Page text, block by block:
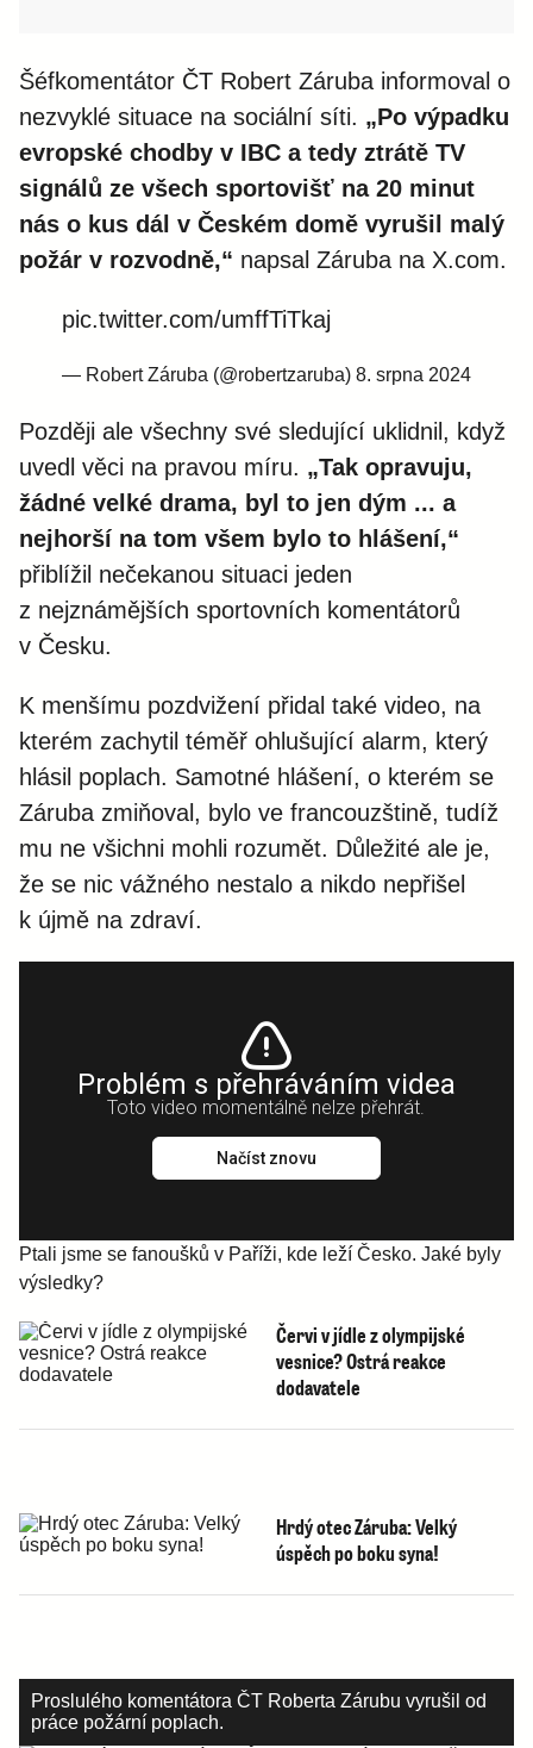
Šéfkomentátor ČT Robert Záruba informoval o
nezvyklé situace na sociální síti. „Po výpadku
evropské chodby v IBC a tedy ztrátě TV
signálů ze všech sportovišť na 20 minut
nás o kus dál v Českém domě vyrušil malý
požár v rozvodně,“ napsal Záruba na X.com.
pic.twitter.com/umffTiTkaj
— Robert Záruba (@robertzaruba) 8. srpna 2024
Později ale všechny své sledující uklidnil, když
uvedl věci na pravou míru. „Tak opravuju,
žádné velké drama, byl to jen dým ... a
nejhorší na tom všem bylo to hlášení,“
přiblížil nečekanou situaci jeden
z nejznámějších sportovních komentátorů
v Česku.
K menšímu pozdvižení přidal také video, na
kterém zachytil téměř ohlušující alarm, který
hlásil poplach. Samotné hlášení, o kterém se
Záruba zmiňoval, bylo ve francouzštině, tudíž
mu ne všichni mohli rozumět. Důležité ale je,
že se nic vážného nestalo a nikdo nepřišel
k újmě na zdraví.
Problém s přehráváním videa
Toto video momentálně nelze přehrát.
Načíst znovu
Ptali jsme se fanoušků v Paříži, kde leží Česko. Jaké byly
výsledky?
Červi v jídle z olympijské
vesnice? Ostrá reakce
dodavatele
Hrdý otec Záruba: Velký
úspěch po boku syna!
Proslulého komentátora ČT Roberta Zárubu vyrušil od
práce požární poplach.